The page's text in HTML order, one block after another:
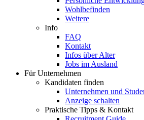
Wohlbefinden
Weitere
Info
FAQ
Kontakt
Infos über Alter
Jobs im Ausland
Für Unternehmen
Kandidaten finden
Unternehmen und
Anzeige schalten
Praktische Tipps & Kontakt